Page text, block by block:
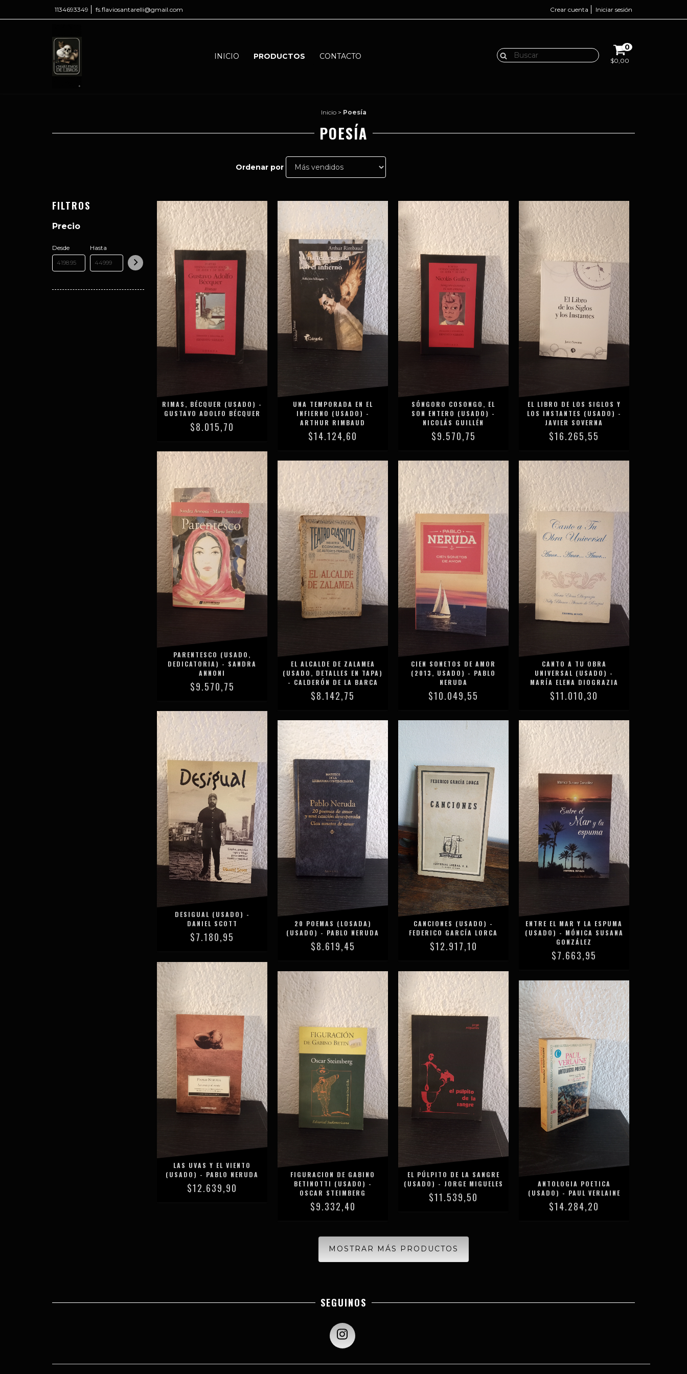
1134693349 fs.flaviosantarelli@gmail.com Crear cuenta Iniciar sesión
INICIO PRODUCTOS CONTACTO
0
$0,00
Inicio > Poesía
POESÍA
Ordenar por
FILTROS
Precio
Desde Hasta
RIMAS, BÉCQUER (USADO) -
GUSTAVO ADOLFO BÉCQUER
$8.015,70
UNA TEMPORADA EN EL
INFIERNO (USADO) -
ARTHUR RIMBAUD
$14.124,60
SÓNGORO COSONGO, EL
SON ENTERO (USADO) -
NICOLÁS GUILLÉN
$9.570,75
EL LIBRO DE LOS SIGLOS Y
LOS INSTANTES (USADO) -
JAVIER SOVERNA
$16.265,55
PARENTESCO (USADO,
DEDICATORIA) - SANDRA
ANNONI
$9.570,75
EL ALCALDE DE ZALAMEA
(USADO, DETALLES EN TAPA)
- CALDERÓN DE LA BARCA
$8.142,75
CIEN SONETOS DE AMOR
(2013, USADO) - PABLO
NERUDA
$10.049,55
CANTO A TU OBRA
UNIVERSAL (USADO) -
MARÍA ELENA DIOGRAZIA
$11.010,30
DESIGUAL (USADO) -
DANIEL SCOTT
$7.180,95
20 POEMAS (LOSADA)
(USADO) - PABLO NERUDA
$8.619,45
CANCIONES (USADO) -
FEDERICO GARCÍA LORCA
$12.917,10
ENTRE EL MAR Y LA ESPUMA
(USADO) - MÓNICA SUSANA
GONZÁLEZ
$7.663,95
LAS UVAS Y EL VIENTO
(USADO) - PABLO NERUDA
$12.639,90
FIGURACION DE GABINO
BETINOTTI (USADO) -
OSCAR STEIMBERG
$9.332,40
EL PÚLPITO DE LA SANGRE
(USADO) - JORGE MIGUELES
$11.539,50
ANTOLOGIA POETICA
(USADO) - PAUL VERLAINE
$14.284,20
MOSTRAR MÁS PRODUCTOS
SEGUINOS